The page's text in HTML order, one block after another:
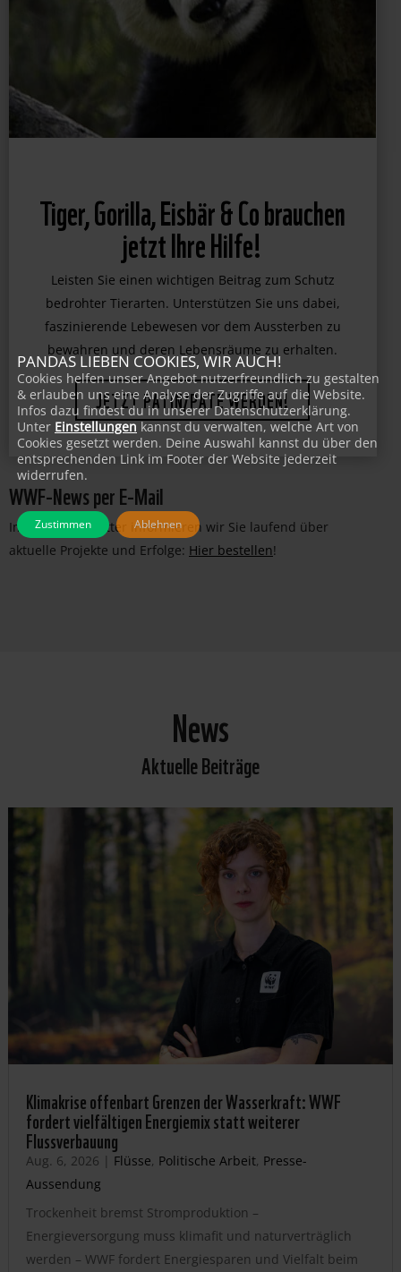
Tiger, Gorilla, Eisbär & Co brauchen
jetzt Ihre Hilfe!
Leisten Sie einen wichtigen Beitrag zum Schutz
bedrohter Tierarten. Unterstützen Sie uns dabei,
faszinierende Lebewesen vor dem Aussterben zu
bewahren und deren Lebensräume zu erhalten.
JETZT PATIN/PATE WERDEN!
WWF-News per E-Mail
Im WWF-Newsletter informieren wir Sie laufend über
aktuelle Projekte und Erfolge: Hier bestellen!
News
Aktuelle Beiträge
Klimakrise offenbart Grenzen der Wasserkraft: WWF
fordert vielfältigen Energiemix statt weiterer
Flussverbauung
Aug. 6, 2026 | Flüsse, Politische Arbeit, Presse-
Aussendung
Trockenheit bremst Stromproduktion –
Energieversorgung muss klimafit und naturverträglich
werden – WWF fordert Energiesparen und Vielfalt beim
PANDAS LIEBEN COOKIES, WIR AUCH!
Cookies helfen unser Angebot nutzerfreundlich zu gestalten
& erlauben uns eine Analyse der Zugriffe auf die Website.
Infos dazu findest du in unserer Datenschutzerklärung.
Unter Einstellungen kannst du verwalten, welche Art von
Cookies gesetzt werden. Deine Auswahl kannst du über den
entsprechenden Link im Footer der Website jederzeit
widerrufen.
Zustimmen Ablehnen